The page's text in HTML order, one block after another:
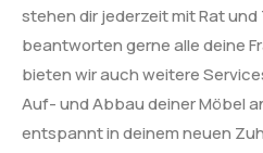
stehen dir jederzeit mit Rat
beantworten gerne alle deine
bieten wir auch weitere
Auf- und Abbau deiner Möbel
entspannt in deinem neuen